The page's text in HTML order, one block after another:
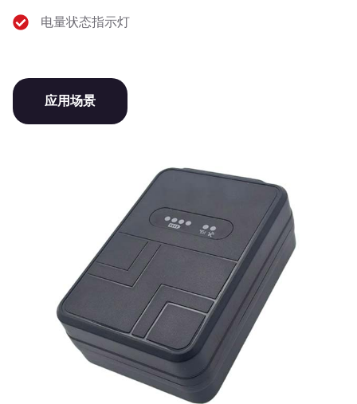
电量状态指示灯
应用场景